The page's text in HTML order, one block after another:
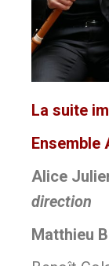
La suite
Ensemble
Alice
direction
Matthieu